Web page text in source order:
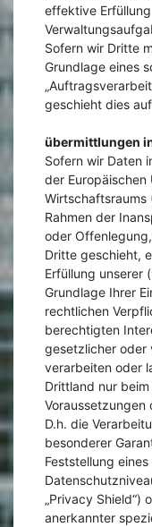
effektive
Sofern wir Dritte
Grundlage eines
geschieht dies
übermittlungen
Sofern wir Daten
der Europäischen
Wirtschaftsraums
Rahmen der
oder
Dritte geschieht,
Erfüllung unserer
Grundlage Ihrer
rechtlichen
berechtigten
gesetzlicher oder
verarbeiten oder
Drittland nur
Voraussetzungen
D.h. die
besonderer
Feststellung
„Privacy Shield“)
anerkannter